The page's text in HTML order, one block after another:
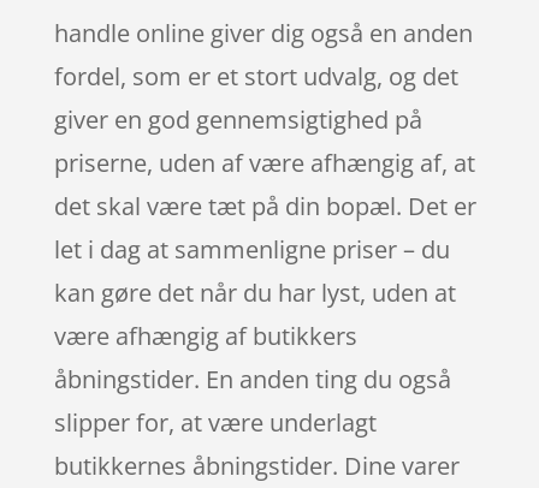
handle online giver dig også en anden
fordel, som er et stort udvalg, og det
giver en god gennemsigtighed på
priserne, uden af være afhængig af, at
det skal være tæt på din bopæl. Det er
let i dag at sammenligne priser – du
kan gøre det når du har lyst, uden at
være afhængig af butikkers
åbningstider. En anden ting du også
slipper for, at være underlagt
butikkernes åbningstider. Dine varer